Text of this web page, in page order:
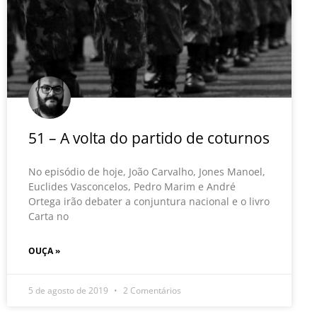
51 – A volta do partido de coturnos
No episódio de hoje, João Carvalho, Jones Manoel,
Euclides Vasconcelos, Pedro Marim e André
Ortega irão debater a conjuntura nacional e o livro
Carta no
OUÇA »
5 de agosto de 2019 2 Comentários